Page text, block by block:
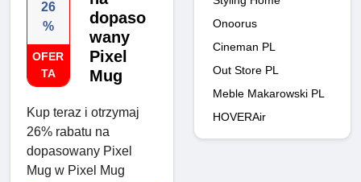
26
%
OFER
TA
dopaso
wany
Pixel
Mug
Kup teraz i otrzymaj
26% rabatu na
dopasowany Pixel
Mug w Pixel Mug
Onoorus
Cineman PL
Out Store PL
Meble Makarowski PL
HOVERAir